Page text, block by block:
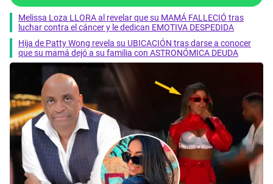
Melissa Loza LLORA al revelar que su MAMÁ FALLECIÓ tras
luchar contra el cáncer y le dedican EMOTIVA DESPEDIDA
Hija de Patty Wong revela su UBICACIÓN tras darse a conocer
que su mamá dejó a su familia con ASTRONÓMICA DEUDA